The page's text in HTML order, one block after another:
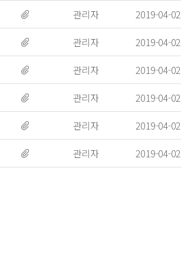
관리자 2019-04-02
관리자 2019-04-02
관리자 2019-04-02
관리자 2019-04-02
관리자 2019-04-02
관리자 2019-04-02